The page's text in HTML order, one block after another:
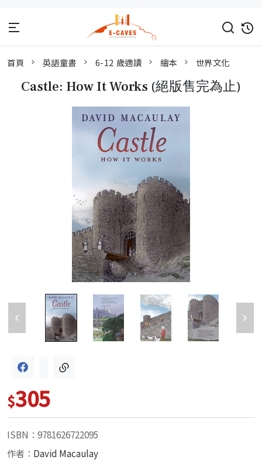
首頁 英語童書 6-12 歲適讀 繪本 世界文化
Castle: How It Works (絕版售完為止)
$305
ISBN：9781626722095
作者： David Macaulay